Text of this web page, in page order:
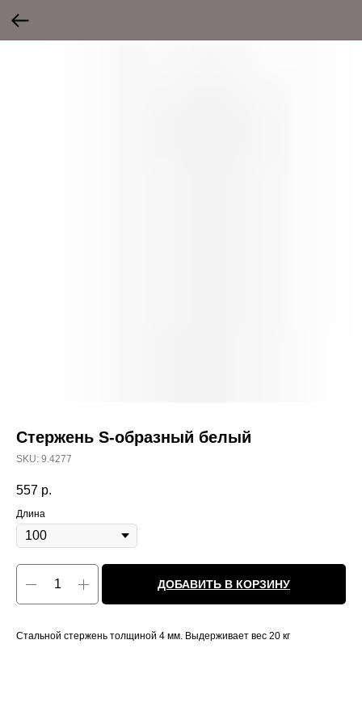
Стержень S-образный белый
SKU: 9.4277
557 р.
Длина
ДОБАВИТЬ В КОРЗИНУ
Стальной стержень толщиной 4 мм. Выдерживает вес 20 кг